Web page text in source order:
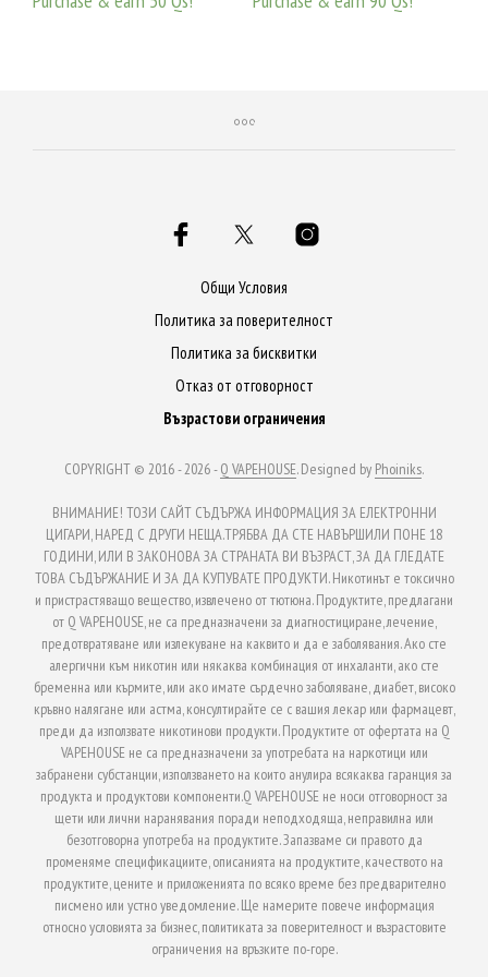
Общи Условия
Политика за поверителност
Политика за бисквитки
Отказ от отговорност
Възрастови ограничения
COPYRIGHT © 2016 - 2026 -Q VAPEHOUSE. Designed by Phoiniks.
ВНИМАНИЕ! ТОЗИ САЙТ СЪДЪРЖА ИНФОРМАЦИЯ ЗА ЕЛЕКТРОННИ
ЦИГАРИ, НАРЕД С ДРУГИ НЕЩА.ТРЯБВА ДА СТЕ НАВЪРШИЛИ ПОНЕ 18
ГОДИНИ, ИЛИ В ЗАКОНОВА ЗА СТРАНАТА ВИ ВЪЗРАСТ, ЗА ДА ГЛЕДАТЕ
ТОВА СЪДЪРЖАНИЕ И ЗА ДА КУПУВАТЕ ПРОДУКТИ. Никотинът е токсично
и пристрастяващо вещество, извлечено от тютюна. Продуктите, предлагани
от Q VAPEHOUSE, не са предназначени за диагностициране, лечение,
предотвратяване или излекуване на каквито и да е заболявания. Ако сте
алергични към никотин или някаква комбинация от инхаланти, ако сте
бременна или кърмите, или ако имате сърдечно заболяване, диабет, високо
кръвно налягане или астма, консултирайте се с вашия лекар или фармацевт,
преди да използвате никотинови продукти. Продуктите от офертата на Q
VAPEHOUSE не са предназначени за употребата на наркотици или
забранени субстанции, използването на които анулира всякаква гаранция за
продукта и продуктови компоненти.Q VAPEHOUSE не носи отговорност за
щети или лични наранявания поради неподходяща, неправилна или
безотговорна употреба на продуктите. Запазваме си правото да
променяме спецификациите, описанията на продуктите, качеството на
продуктите, цените и приложенията по всяко време без предварително
писмено или устно уведомление. Ще намерите повече информация
относно условията за бизнес, политиката за поверителност и възрастовите
ограничения на връзките по-горе.